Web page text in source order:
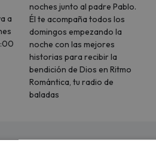
a
noches junto al padre Pablo.
Él te acompaña todos los
domingos empezando la
noche con las mejores
historias para recibir la
bendición de Dios en Ritmo
Romántica, tu radio de
baladas